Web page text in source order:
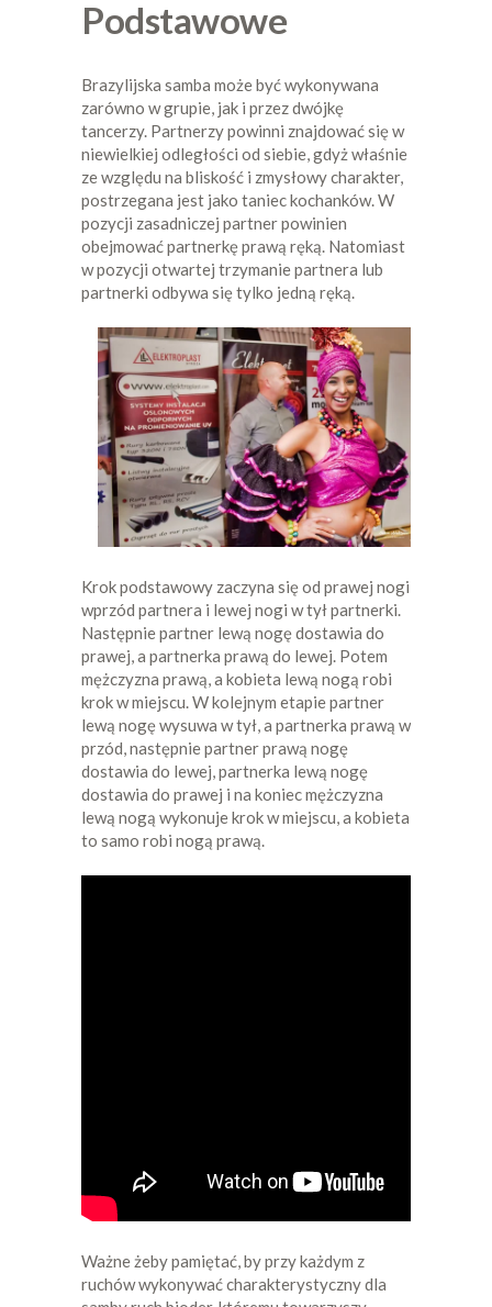
Podstawowe
Brazylijska samba może być wykonywana
zarówno w grupie, jak i przez dwójkę
tancerzy. Partnerzy powinni znajdować się w
niewielkiej odległości od siebie, gdyż właśnie
ze względu na bliskość i zmysłowy charakter,
postrzegana jest jako taniec kochanków. W
pozycji zasadniczej partner powinien
obejmować partnerkę prawą ręką. Natomiast
w pozycji otwartej trzymanie partnera lub
partnerki odbywa się tylko jedną ręką.
Krok podstawowy zaczyna się od prawej nogi
wprzód partnera i lewej nogi w tył partnerki.
Następnie partner lewą nogę dostawia do
prawej, a partnerka prawą do lewej. Potem
mężczyzna prawą, a kobieta lewą nogą robi
krok w miejscu. W kolejnym etapie partner
lewą nogę wysuwa w tył, a partnerka prawą w
przód, następnie partner prawą nogę
dostawia do lewej, partnerka lewą nogę
dostawia do prawej i na koniec mężczyzna
lewą nogą wykonuje krok w miejscu, a kobieta
to samo robi nogą prawą.
Ważne żeby pamiętać, by przy każdym z
ruchów wykonywać charakterystyczny dla